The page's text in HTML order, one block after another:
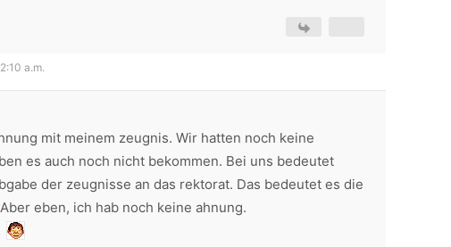
a.m.
mit meinem zeugnis. Wir hatten noch keine
es auch noch nicht bekommen. Bei uns bedeutet
der zeugnisse an das rektorat. Das bedeutet es die
eben, ich hab noch keine ahnung.